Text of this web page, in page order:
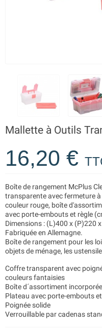
Mallette à Outils
16,20 €
Boîte de rangement McPlus
transparente avec fermeture
couleur rouge, boîte
avec porte-embouts et règle
Dimensions : (L)400 x (P)220
Fabriquée en Allemagne.
Boîte de rangement pour les
objets de ménage, les
Coffre transparent avec
couleurs fantaisies
Boîte d´assortiment
Plateau avec porte-embouts
Poignée solide
Verrouillable par cadenas